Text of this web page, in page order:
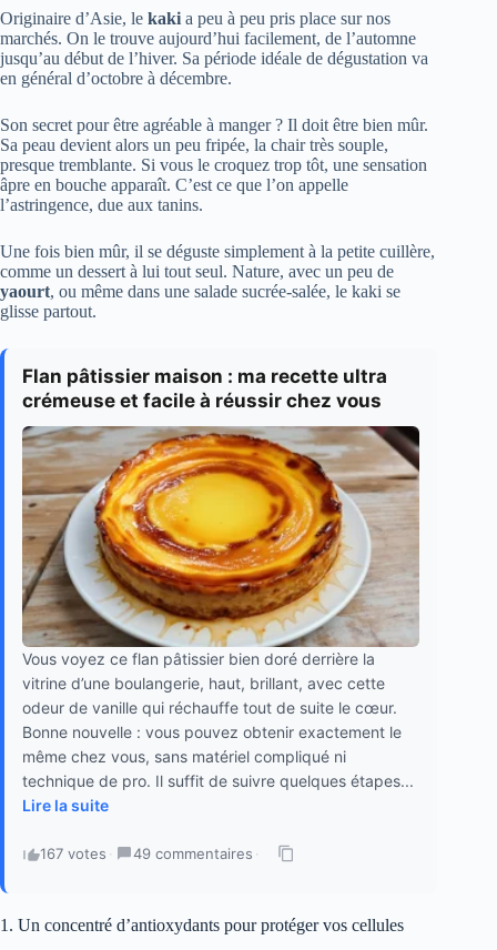
Originaire d’Asie, le kaki a peu à peu pris place sur nos
marchés. On le trouve aujourd’hui facilement, de l’automne
jusqu’au début de l’hiver. Sa période idéale de dégustation va
en général d’octobre à décembre.
Son secret pour être agréable à manger ? Il doit être bien mûr.
Sa peau devient alors un peu fripée, la chair très souple,
presque tremblante. Si vous le croquez trop tôt, une sensation
âpre en bouche apparaît. C’est ce que l’on appelle
l’astringence, due aux tanins.
Une fois bien mûr, il se déguste simplement à la petite cuillère,
comme un dessert à lui tout seul. Nature, avec un peu de
yaourt, ou même dans une salade sucrée-salée, le kaki se
glisse partout.
Flan pâtissier maison : ma recette ultra
crémeuse et facile à réussir chez vous
Vous voyez ce flan pâtissier bien doré derrière la
vitrine d’une boulangerie, haut, brillant, avec cette
odeur de vanille qui réchauffe tout de suite le cœur.
Bonne nouvelle : vous pouvez obtenir exactement le
même chez vous, sans matériel compliqué ni
technique de pro. Il suffit de suivre quelques étapes...
Lire la suite
167 votes · 49 commentaires ·
1. Un concentré d’antioxydants pour protéger vos cellules